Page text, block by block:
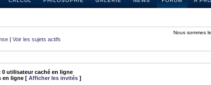
Nous sommes
| Voir les sujets actifs
utilisateur caché en ligne
en ligne [ Afficher les invités ]